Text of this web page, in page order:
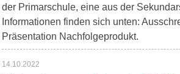
der Primarschule, eine aus der
Informationen finden sich unten:
Präsentation Nachfolgeprodukt.
14.10.2022